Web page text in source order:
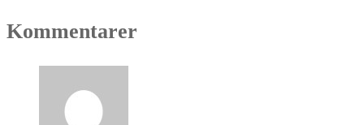
Kommentarer